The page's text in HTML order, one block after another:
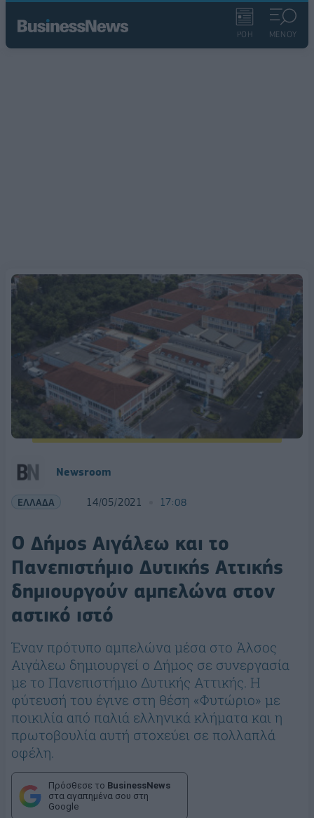
ΡΟΗ ΜΕΝΟΥ
Newsroom
ΕΛΛΑΔΑ 14/05/2021 17:08
Ο Δήμος Αιγάλεω και το
Πανεπιστήμιο Δυτικής Αττικής
δημιουργούν αμπελώνα στον
αστικό ιστό
Έναν πρότυπο αμπελώνα μέσα στο Άλσος
Αιγάλεω δημιουργεί ο Δήμος σε συνεργασία
με το Πανεπιστήμιο Δυτικής Αττικής. Η
φύτευσή του έγινε στη θέση «Φυτώριο» με
ποικιλία από παλιά ελληνικά κλήματα και η
πρωτοβουλία αυτή στοχεύει σε πολλαπλά
οφέλη.
Πρόσθεσε το BusinessNews
στα αγαπημένα σου στη
Google